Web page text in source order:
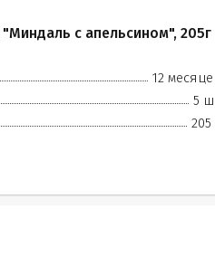
с апельсином", 205г
12
5
205